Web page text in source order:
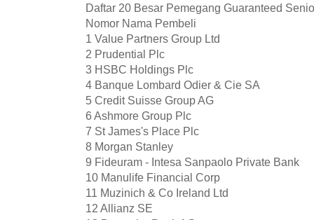
Daftar 20 Besar Pemegang Guaranteed
Nomor Nama Pembeli
1 Value Partners Group Ltd
2 Prudential Plc
3 HSBC Holdings Plc
4 Banque Lombard Odier & Cie SA
5 Credit Suisse Group AG
6 Ashmore Group Plc
7 St James's Place Plc
8 Morgan Stanley
9 Fideuram - Intesa Sanpaolo Private Bank
10 Manulife Financial Corp
11 Muzinich & Co Ireland Ltd
12 Allianz SE